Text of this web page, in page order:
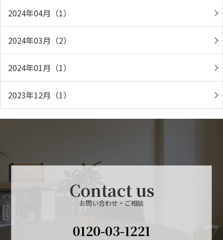
2024年04月（1）
2024年03月（2）
2024年01月（1）
2023年12月（1）
Contact us
お問い合わせ・ご相談
0120-03-1221